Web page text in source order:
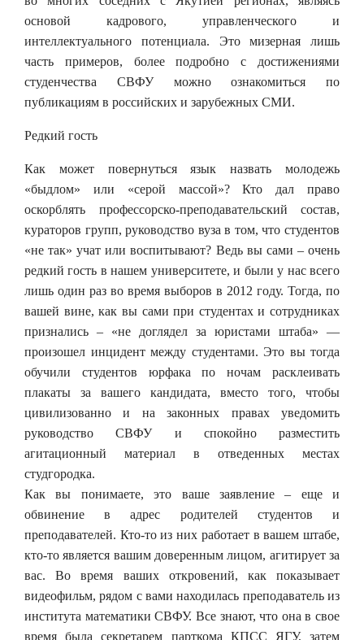
основой кадрового, управленческого и
интеллектуального потенциала. Это мизерная лишь
часть примеров, более подробно с достижениями
студенчества СВФУ можно ознакомиться по
публикациям в российских и зарубежных СМИ.
Редкий гость
Как может повернуться язык назвать молодежь
«быдлом» или «серой массой»? Кто дал право
оскорблять профессорско-преподавательский состав,
кураторов групп, руководство вуза в том, что студентов
«не так» учат или воспитывают? Ведь вы сами – очень
редкий гость в нашем университете, и были у нас всего
лишь один раз во время выборов в 2012 году. Тогда, по
вашей вине, как вы сами при студентах и сотрудниках
признались – «не доглядел за юристами штаба» —
произошел инцидент между студентами. Это вы тогда
обучили студентов юрфака по ночам расклеивать
плакаты за вашего кандидата, вместо того, чтобы
цивилизованно и на законных правах уведомить
руководство СВФУ и спокойно разместить
агитационный материал в отведенных местах
студгородка.
Как вы понимаете, это ваше заявление – еще и
обвинение в адрес родителей студентов и
преподавателей. Кто-то из них работает в вашем штабе,
кто-то является вашим доверенным лицом, агитирует за
вас. Во время ваших откровений, как показывает
видеофильм, рядом с вами находилась преподаватель из
института математики СВФУ. Все знают, что она в свое
время была секретарем парткома КПСС ЯГУ, затем